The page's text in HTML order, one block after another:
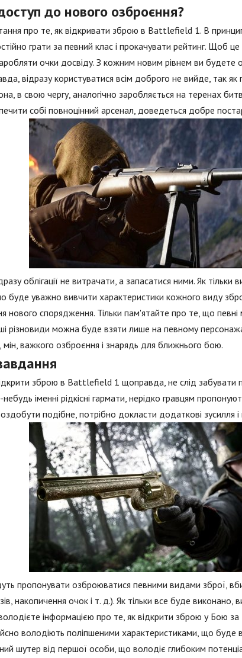
до нового озброєння?
про те, як відкривати зброю в Battlefield 1. В
грати за певний клас і прокачувати рейтинг. Щоб
очки досвіду. З кожним новим рівнем ви
відразу користуватися всім доброго не вийде, так
в свою чергу, аналогічно заробляється на теренах
собі повноцінний арсенал, доведеться добре
облігації не витрачати, а запасатися ними. Як тільки
буде уважно вивчити характеристики кожного виду
нового спорядження. Тільки пам'ятайте про те, що певні
різновиди можна буде взяти лише на певному
мін, важкого озброєння і знарядь для ближнього бою.
зброю в Battlefield 1 щоправда, не слід забувати
іменні рідкісні гармати, нерідко гравцям
подібне, потрібно докласти додаткові зусилля
пропонувати озброюватися певними видами зброї,
накопичення очок і т. д.). Як тільки все буде виконано,
інформацією про те, як відкрити зброю у Бою
володіють поліпшеними характеристиками, що
шутер від першої особи, що володіє глибоким